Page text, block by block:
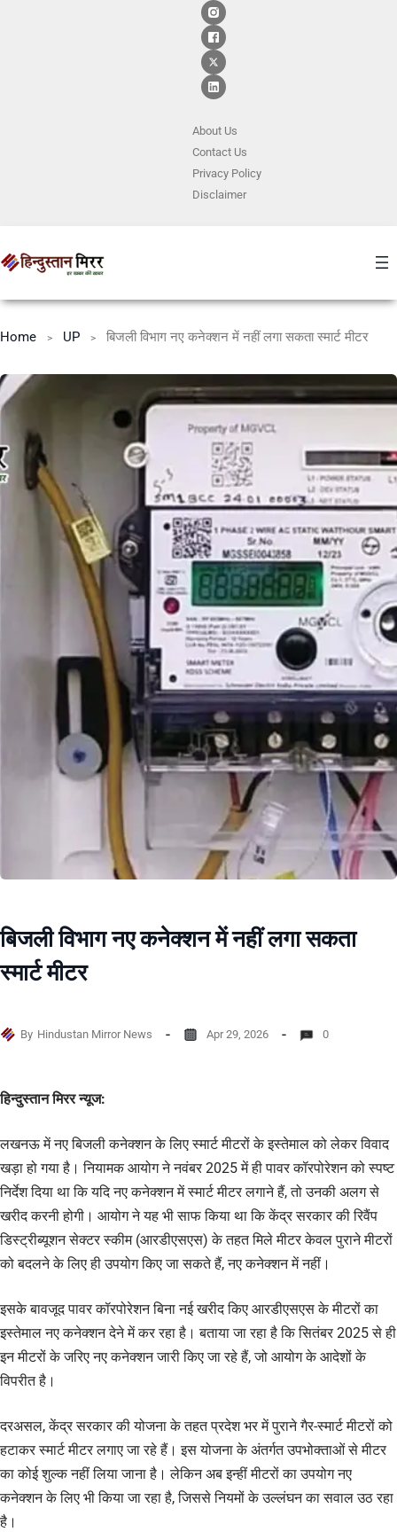
About Us
ContactUs
Privacy Policy
Disclaimer
Home UP बिजली विभाग नए कनेक्शन में नहीं लगा सकता स्मार्ट मीटर
बिजली विभाग नए कनेक्शन में नहीं लगा सकता
स्मार्ट मीटर
By Hindustan Mirror News Apr 29, 2026 0
हिन्दुस्तान मिरर न्यूज:
लखनऊ में नए बिजली कनेक्शन के लिए स्मार्ट मीटरों के इस्तेमाल को लेकर विवाद
खड़ा हो गया है। नियामक आयोग ने नवंबर 2025 में ही पावर कॉरपोरेशन को स्पष्ट
निर्देश दिया था कि यदि नए कनेक्शन में स्मार्ट मीटर लगाने हैं, तो उनकी अलग से
खरीद करनी होगी। आयोग ने यह भी साफ किया था कि केंद्र सरकार की रिवैंप
डिस्ट्रीब्यूशन सेक्टर स्कीम (आरडीएसएस) के तहत मिले मीटर केवल पुराने मीटरों
को बदलने के लिए ही उपयोग किए जा सकते हैं, नए कनेक्शन में नहीं।
इसके बावजूद पावर कॉरपोरेशन बिना नई खरीद किए आरडीएसएस के मीटरों का
इस्तेमाल नए कनेक्शन देने में कर रहा है। बताया जा रहा है कि सितंबर 2025 से ही
इन मीटरों के जरिए नए कनेक्शन जारी किए जा रहे हैं, जो आयोग के आदेशों के
विपरीत है।
दरअसल, केंद्र सरकार की योजना के तहत प्रदेश भर में पुराने गैर-स्मार्ट मीटरों को
हटाकर स्मार्ट मीटर लगाए जा रहे हैं। इस योजना के अंतर्गत उपभोक्ताओं से मीटर
का कोई शुल्क नहीं लिया जाना है। लेकिन अब इन्हीं मीटरों का उपयोग नए
कनेक्शन के लिए भी किया जा रहा है, जिससे नियमों के उल्लंघन का सवाल उठ रहा
है।